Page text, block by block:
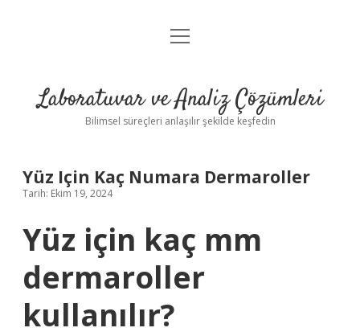
Anasayfa
Yasal Uyarı
menüyü
Laboratuvar ve Analiz Çözümleri
Bilimsel süreçleri anlaşılır şekilde keşfedin
Yüz Için Kaç Numara Dermaroller
Tarih: Ekim 19, 2024
Yüz için kaç mm
dermaroller
kullanılır?